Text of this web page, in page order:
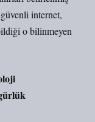
internet,
o bilinmeyen